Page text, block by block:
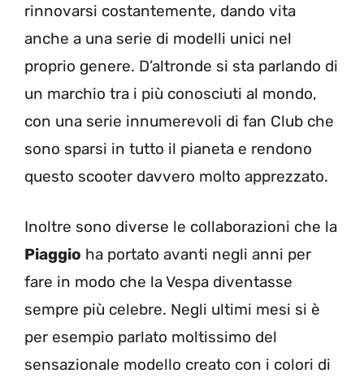
rinnovarsi costantemente, dando vita
anche a una serie di modelli unici nel
proprio genere. D’altronde si sta parlando di
un marchio tra i più conosciuti al mondo,
con una serie innumerevoli di fan Club che
sono sparsi in tutto il pianeta e rendono
questo scooter davvero molto apprezzato.
Inoltre sono diverse le collaborazioni che la
Piaggio ha portato avanti negli anni per
fare in modo che la Vespa diventasse
sempre più celebre. Negli ultimi mesi si è
per esempio parlato moltissimo del
sensazionale modello creato con i colori di